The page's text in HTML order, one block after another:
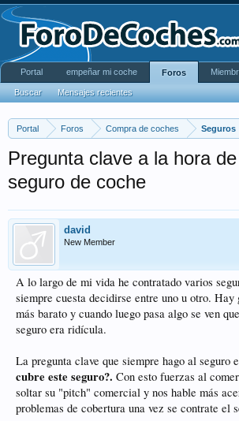
Portal Foros Compra de coches Seguros
Pregunta clave a la hora
seguro de coche
david
New Member
A lo largo de mi vida he contratado varios
siempre cuesta decidirse entre uno u otro. Hay
más barato y cuando luego pasa algo se ven
seguro era ridícula.
La pregunta clave que siempre hago al seguro
cubre este seguro?. Con esto fuerzas al
soltar su "pitch" comercial y nos hable más
problemas de cobertura una vez se contrate el
Portal empeñar mi coche Foros
Buscar Mensajes recientes